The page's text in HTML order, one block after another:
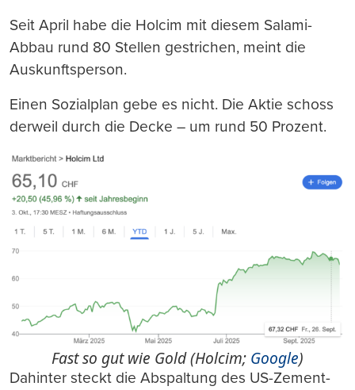
Seit April habe die Holcim mit diesem Salami-
Abbau rund 80 Stellen gestrichen, meint die
Auskunftsperson.
Einen Sozialplan gebe es nicht. Die Aktie schoss
derweil durch die Decke – um rund 50 Prozent.
Fast so gut wie Gold (Holcim; Google)
Dahinter steckt die Abspaltung des US-Zement-